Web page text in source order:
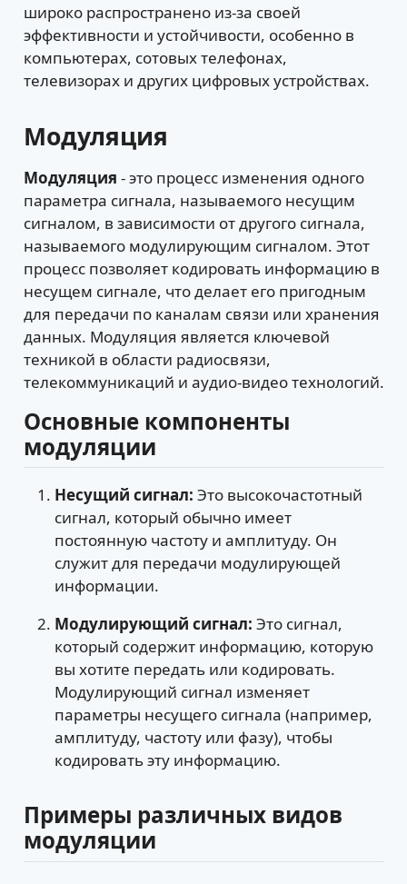
широко распространено из-за своей
эффективности и устойчивости, особенно в
компьютерах, сотовых телефонах,
телевизорах и других цифровых устройствах.
Модуляция
Модуляция - это процесс изменения одного
параметра сигнала, называемого несущим
сигналом, в зависимости от другого сигнала,
называемого модулирующим сигналом. Этот
процесс позволяет кодировать информацию в
несущем сигнале, что делает его пригодным
для передачи по каналам связи или хранения
данных. Модуляция является ключевой
техникой в области радиосвязи,
телекоммуникаций и аудио-видео технологий.
Основные компоненты
модуляции
Несущий сигнал: Это высокочастотный
сигнал, который обычно имеет
постоянную частоту и амплитуду. Он
служит для передачи модулирующей
информации.
Модулирующий сигнал: Это сигнал,
который содержит информацию, которую
вы хотите передать или кодировать.
Модулирующий сигнал изменяет
параметры несущего сигнала (например,
амплитуду, частоту или фазу), чтобы
кодировать эту информацию.
Примеры различных видов
модуляции